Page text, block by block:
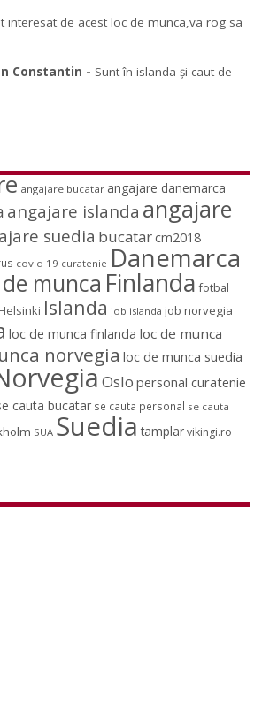
interesat de acest loc de munca,va rog sa
Constantin - Sunt în islanda și caut de
angajare bucatar angajare danemarca
angajare islanda angajare
suedia bucatarcm2018
covid 19 curatenie Danemarca
munca Finlanda fotbal
Helsinki Islanda job islanda job norvegia
loc de munca finlanda loc de munca
norvegia loc de munca suedia
Oslo personal curatenie
cauta bucatar se cauta personal se cauta
SUA Suedia tamplar vikingi.ro